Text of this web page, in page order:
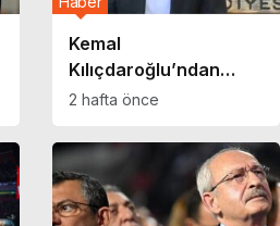
Kemal
Kılıçdaroğlu’ndan
Ankara’da sessiz
Duyurusu yapılmadı
2 hafta önce